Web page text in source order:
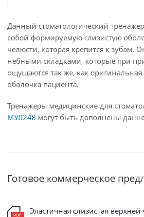
Данный стоматологический
собой формируемую слизистую
челюсти, которая крепится к зубам.
нёбными складками, которые при
ощущаются так же, как оригинальная
оболочка пациента.
Тренажеры медицинские для
МУ0248 могут быть дополнены
Готовое коммерческое
Эластичная слизистая